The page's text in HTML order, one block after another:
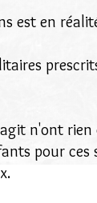
est en
n'ont
pour